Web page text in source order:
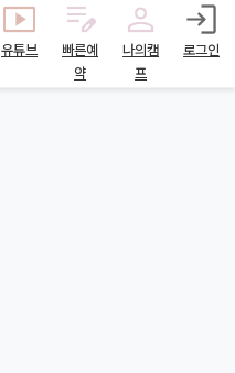
유튜브
빠른예
약
나의캠
프
로그인